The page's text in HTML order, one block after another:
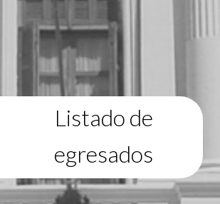
Listado de
egresados